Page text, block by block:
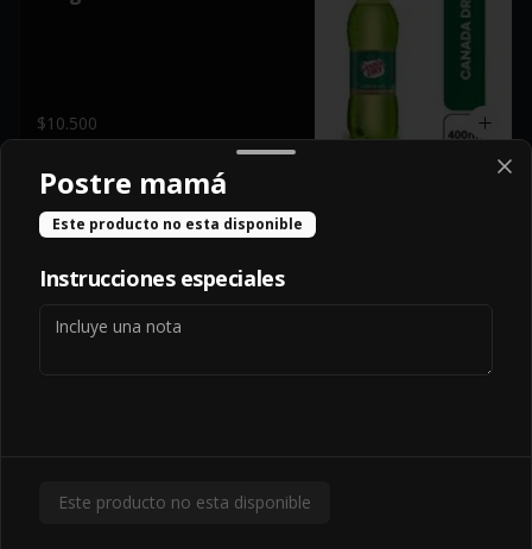
$10.500
HIghtball
HIGHBALL
$385.000
Postre mamá
Este producto no esta disponible
Instrucciones especiales
Este producto no esta disponible